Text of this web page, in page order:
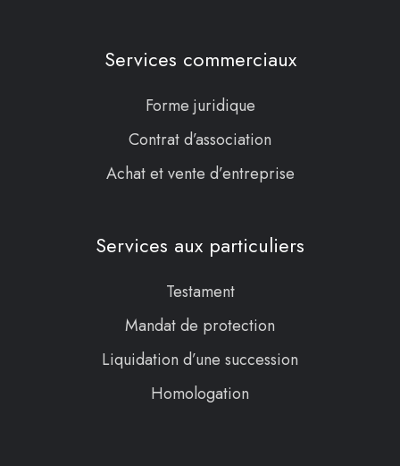
Services commerciaux
Forme juridique
Contrat d’association
Achat et vente d’entreprise
Services aux particuliers
Testament
Mandat de protection
Liquidation d’une succession
Homologation